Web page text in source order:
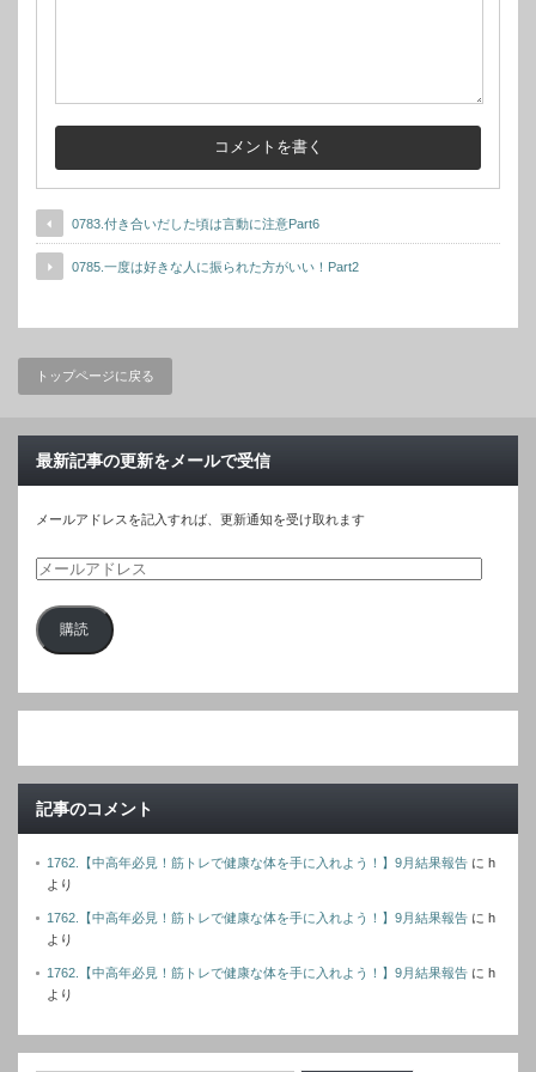
0783.付き合いだした頃は言動に注意Part6
0785.一度は好きな人に振られた方がいい！Part2
トップページに戻る
最新記事の更新をメールで受信
メールアドレスを記入すれば、更新通知を受け取れます
メ
ル
ド
購読
記事のコメント
1762.【中高年必見！筋トレで健康な体を手に入れよう！】9月結果報告 に h
より
1762.【中高年必見！筋トレで健康な体を手に入れよう！】9月結果報告 に h
より
1762.【中高年必見！筋トレで健康な体を手に入れよう！】9月結果報告 に h
より